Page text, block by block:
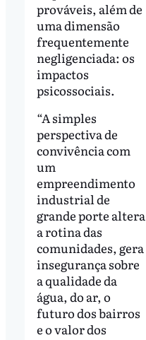
prováveis, além de
uma dimensão
frequentemente
negligenciada: os
impactos
psicossociais.
“A simples
perspectiva de
convivência com
um
empreendimento
industrial de
grande porte altera
a rotina das
comunidades, gera
insegurança sobre
a qualidade da
água, do ar, o
futuro dos bairros
e o valor dos